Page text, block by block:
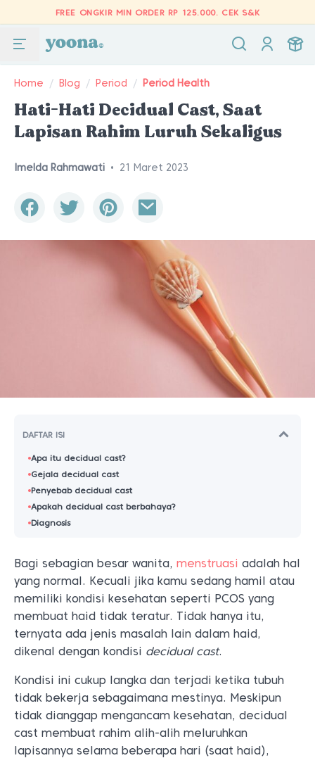
FREE ONGKIR MIN ORDER RP 125.000. CEK S&K
Home / Blog / Period / Period Health
Hati-Hati Decidual Cast, Saat
Lapisan Rahim Luruh Sekaligus
Imelda Rahmawati • 21 Maret 2023
DAFTAR ISI
Apa itu decidual cast?
Gejala decidual cast
Penyebab decidual cast
Apakah decidual cast berbahaya?
Diagnosis
Bagi sebagian besar wanita, menstruasi adalah hal
yang normal. Kecuali jika kamu sedang hamil atau
memiliki kondisi kesehatan seperti PCOS yang
membuat haid tidak teratur. Tidak hanya itu,
ternyata ada jenis masalah lain dalam haid,
dikenal dengan kondisi decidual cast.
Kondisi ini cukup langka dan terjadi ketika tubuh
tidak bekerja sebagaimana mestinya. Meskipun
tidak dianggap mengancam kesehatan, decidual
cast membuat rahim alih-alih meluruhkan
lapisannya selama beberapa hari (saat haid),